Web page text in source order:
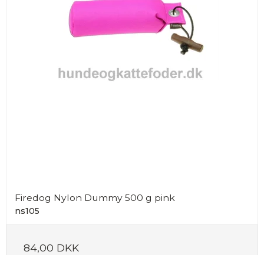
Firedog Nylon Dummy 500 g pink
ns105
84,00 DKK